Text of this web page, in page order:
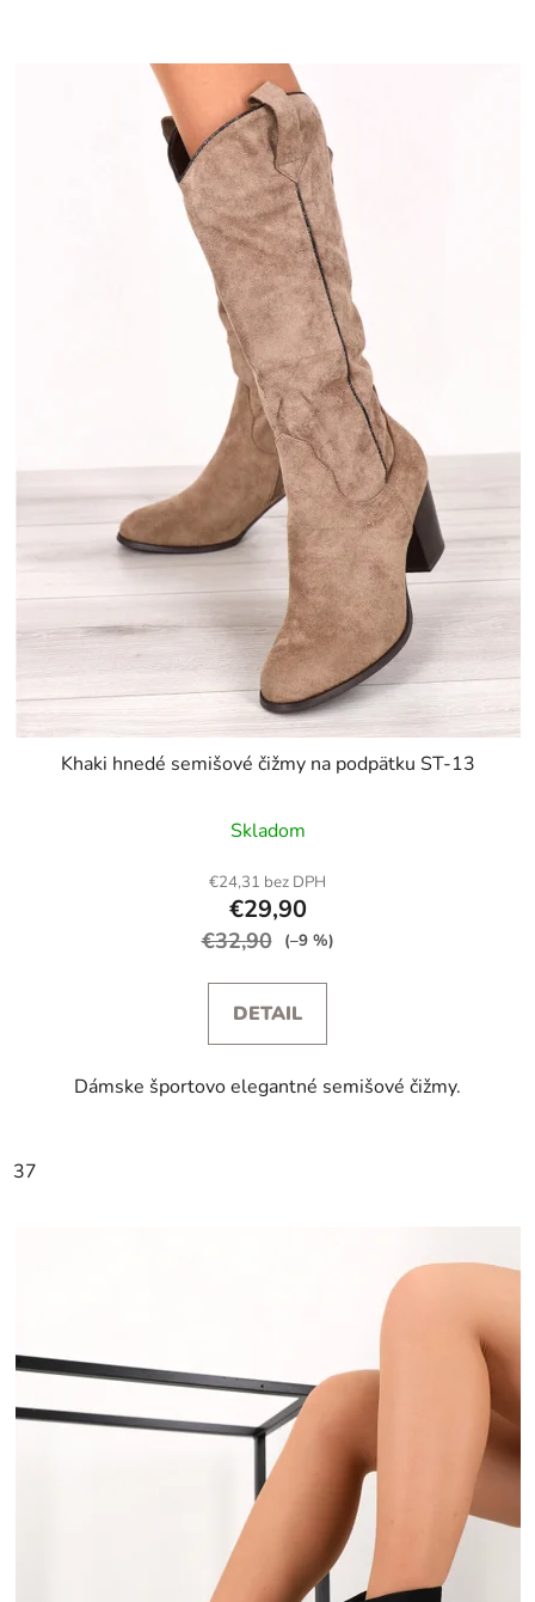
Khaki hnedé semišové čižmy na podpätku ST-13
Skladom
€24,31 bez DPH
€29,90
€32,90 (–9 %)
DETAIL
Dámske športovo elegantné semišové čižmy.
37